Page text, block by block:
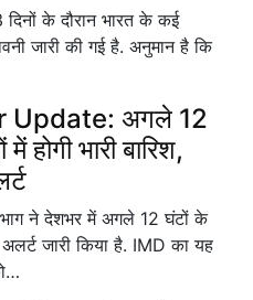
के दौरान भारत के कई
जारी की गई है. अनुमान है कि
Update: अगले 12
होगी भारी बारिश,
ने देशभर में अगले 12 घंटों के
अलर्ट जारी किया है. IMD का यह